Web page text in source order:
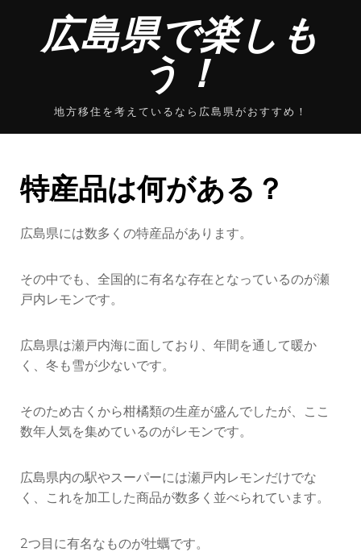
content広島県で楽しも
う！
地方移住を考えているなら広島県がおすすめ！
特産品は何がある？
広島県には数多くの特産品があります。
その中でも、全国的に有名な存在となっているのが瀬
戸内レモンです。
広島県は瀬戸内海に面しており、年間を通して暖か
く、冬も雪が少ないです。
そのため古くから柑橘類の生産が盛んでしたが、ここ
数年人気を集めているのがレモンです。
広島県内の駅やスーパーには瀬戸内レモンだけでな
く、これを加工した商品が数多く並べられています。
2つ目に有名なものが牡蠣です。